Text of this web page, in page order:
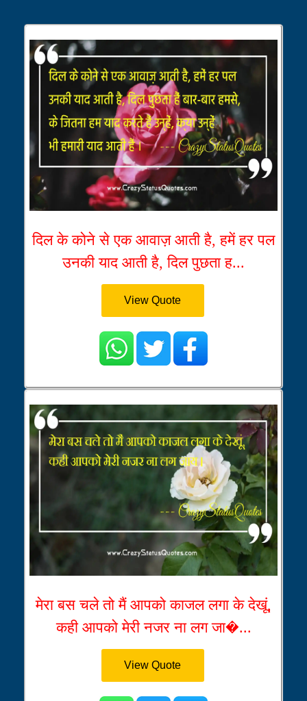
दिल के कोने से एक आवाज़ आती है, हमें हर पल
उनकी याद आती है, दिल पुछता ह...
View Quote
मेरा बस चले तो मैं आपको काजल लगा के देखूं,
कही आपको मेरी नजर ना लग जा�...
View Quote